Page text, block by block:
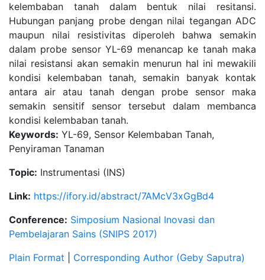
kelembaban tanah dalam bentuk nilai resitansi.
Hubungan panjang probe dengan nilai tegangan ADC
maupun nilai resistivitas diperoleh bahwa semakin
dalam probe sensor YL-69 menancap ke tanah maka
nilai resistansi akan semakin menurun hal ini mewakili
kondisi kelembaban tanah, semakin banyak kontak
antara air atau tanah dengan probe sensor maka
semakin sensitif sensor tersebut dalam membanca
kondisi kelembaban tanah.
Keywords: YL-69, Sensor Kelembaban Tanah,
Penyiraman Tanaman
Topic: Instrumentasi (INS)
Link: https://ifory.id/abstract/7AMcV3xGgBd4
Conference: Simposium Nasional Inovasi dan
Pembelajaran Sains (SNIPS 2017)
Plain Format
Corresponding Author (Geby Saputra)